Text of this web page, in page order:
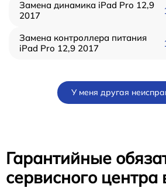
Замена динамика iPad Pro 12,9
2017
Замена контроллера питания
iPad Pro 12,9 2017
У меня другая
Гарантийные
сервисного центра